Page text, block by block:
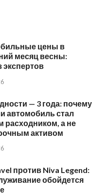
цены в
месяц весны:
экспертов
— 3 года: почему
автомобиль стал
расходником, а не
активом
против Niva Legend:
обойдется